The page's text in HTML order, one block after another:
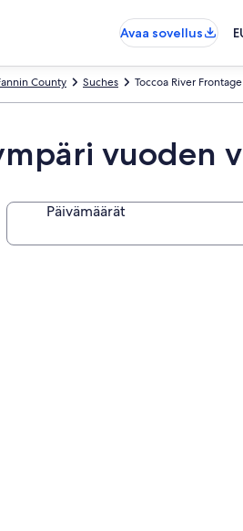
Avaa sovellus
Toccoa River
Suches
County
vuoden
Päivämäärät